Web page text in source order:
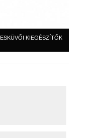
ESKÜVŐI KIEGÉSZÍTŐK